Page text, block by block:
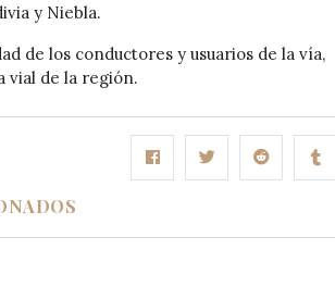
y Niebla.
de los conductores y usuarios de la vía,
vial de la región.